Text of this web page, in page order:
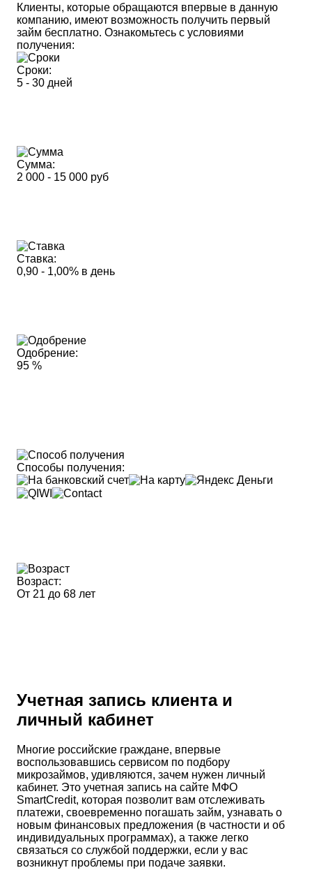
Клиенты, которые обращаются впервые в данную
компанию, имеют возможность получить первый
займ бесплатно. Ознакомьтесь с условиями
получения:
Сроки:
5 - 30 дней
Сумма:
2 000 - 15 000 руб
Ставка:
0,90 - 1,00% в день
Одобрение:
95 %
Способы получения:
Возраст:
От 21 до 68 лет
Учетная запись клиента и
личный кабинет
Многие российские граждане, впервые
воспользовавшись сервисом по подбору
микрозаймов, удивляются, зачем нужен личный
кабинет. Это учетная запись на сайте МФО
SmartCredit, которая позволит вам отслеживать
платежи, своевременно погашать займ, узнавать о
новым финансовых предложения (в частности и об
индивидуальных программах), а также легко
связаться со службой поддержки, если у вас
возникнут проблемы при подаче заявки.